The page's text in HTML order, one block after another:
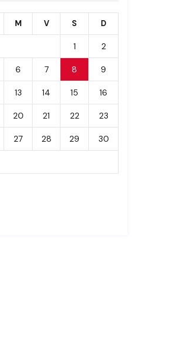
M V S D
1 2
6 7 8 9
13 14 15 16
20 21 22 23
27 28 29 30